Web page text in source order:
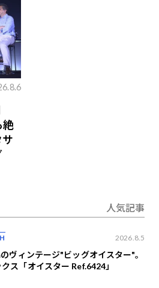
絶
人気記事
2026.8.5
ヴィンテージ"ビッグオイスター"。
ス「オイスター Ref.6424」